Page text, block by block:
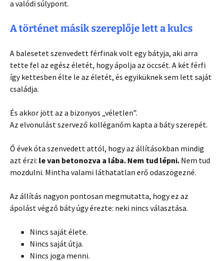
a valódi súlypont.
A történet másik szereplője lett a kulcs
A balesetet szenvedett férfinak volt egy bátyja, aki arra
tette fel az egész életét, hogy ápolja az öccsét. A két férfi
így kettesben élte le az életét, és egyiküknek sem lett saját
családja.
És akkor jött az a bizonyos „véletlen”.
Az elvonulást szervező kolléganőm kapta a báty szerepét.
Ő évek óta szenvedett attól, hogy az állításokban mindig
azt érzi: le van betonozva a lába. Nem tud lépni. Nem tud
mozdulni. Mintha valami láthatatlan erő odaszögezné.
Az állítás nagyon pontosan megmutatta, hogy ez az
ápolást végző báty úgy érezte: neki nincs választása.
Nincs saját élete.
Nincs saját útja.
Nincs joga menni.